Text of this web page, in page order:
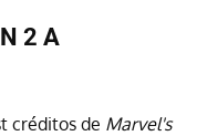
2 A
créditos de Marvel's